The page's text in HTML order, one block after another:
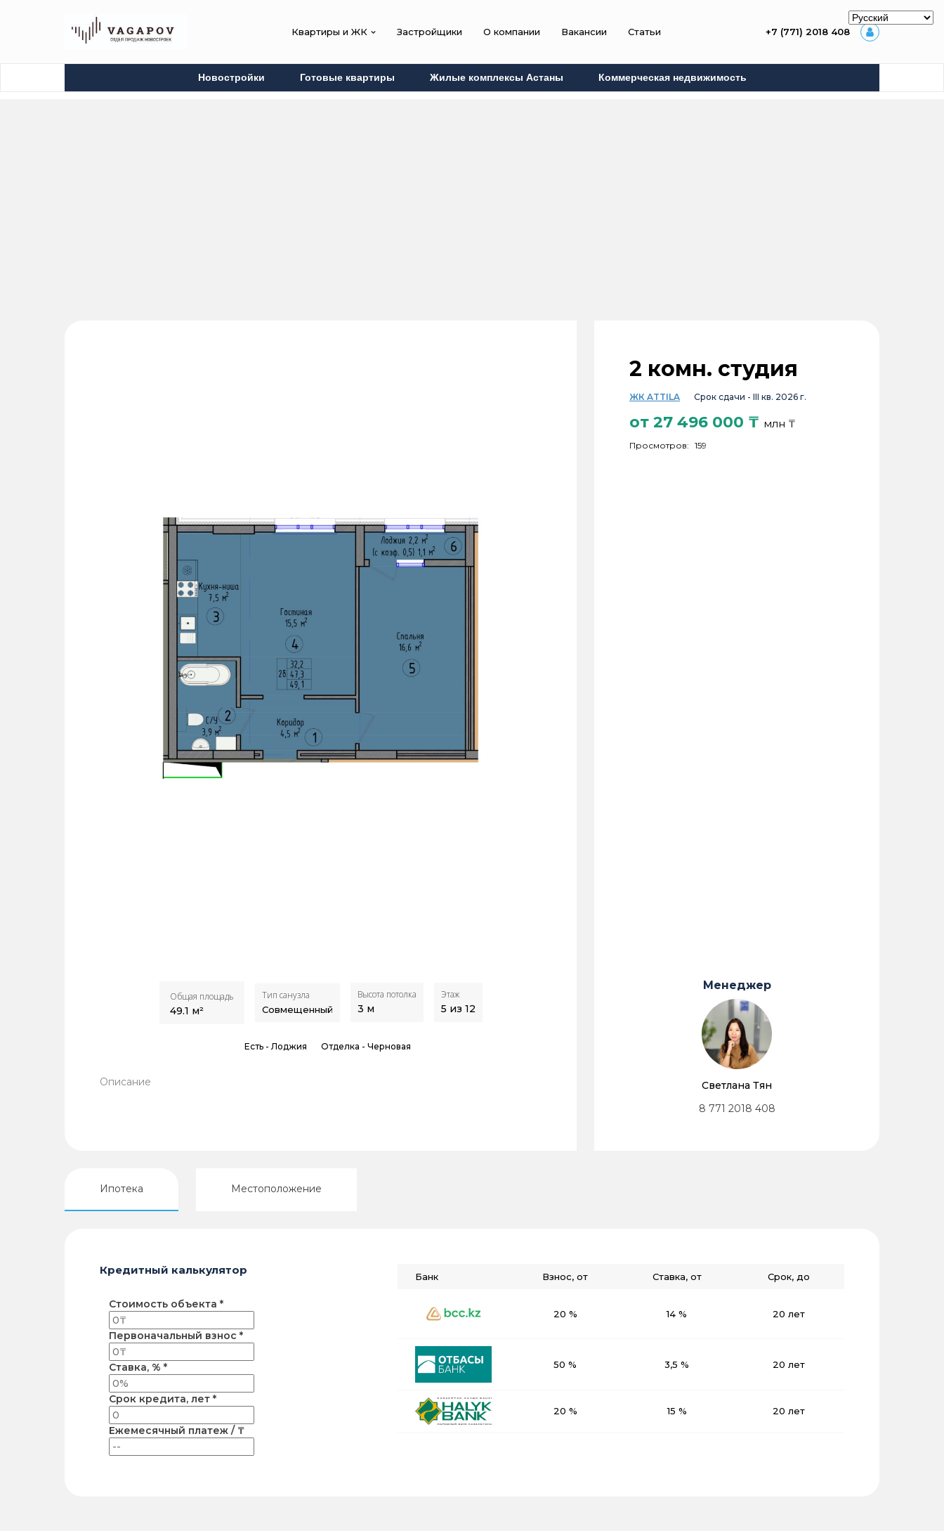
Квартиры и ЖК Застройщики О компании Вакансии Статьи +7 (771) 2018 408
Новостройки Готовые квартиры Жилые комплексы Астаны Коммерческая недвижимость
Общая площадь
49.1 м²
Тип санузла
Совмещенный
Высота потолка
3 м
Этаж
5 из 12
Есть - Лоджия Отделка - Черновая
Описание
2 комн. студия
ЖК ATTILA Срок сдачи - III кв. 2026 г.
от 27 496 000 ₸ млн ₸
Просмотров: 159
Менеджер
Светлана Тян
8 771 2018 408
Ипотека Местоположение
Кредитный калькулятор
Стоимость объекта *
Первоначальный взнос *
Ставка, % *
Срок кредита, лет *
Ежемесячный платеж / ₸
Банк Взнос, от Ставка, от Срок, до
20 % 14 % 20 лет
50 % 3,5 % 20 лет
20 % 15 % 20 лет